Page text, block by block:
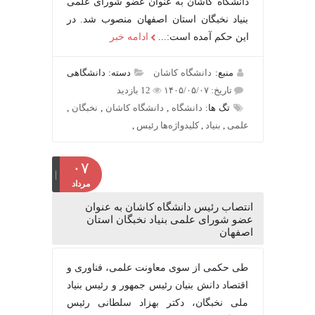
بنیاد نخبگان استان اصفهان منصوب شد. در
این حکم آمده است:...
ادامه خبر
منبع:دانشگاه کاشان
دسته: دانشگاهی
تاریخ: ۱۴۰۵/۰۵/۰۷
12 بازدید
تگ ها: دانشگاه,دانشگاه کاشان ,نخبگان ,
بنیاد, کلیدواژه‌ها رئیس,
۰۷
مرداد
انتصاب رئیس دانشگاه کاشان به عنوان
عضو شورای علمی بنیاد نخبگان استان
اصفهان
طی حکمی از سوی معاونت علمی، فناوری و
اقتصاد دانش بنیان رئیس جمهور و رئیس بنیاد
ملی نخبگان، دکتر بهزاد سلطانی رئیس